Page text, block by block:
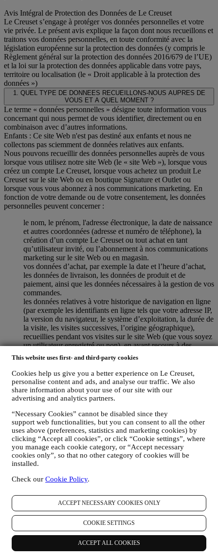
This website uses first- and third-party cookies
Cookies help us give you a better experience on Le Creuset,
personalise content and ads, and analyse our traffic. We also
share information about your use of our site with our
advertising and analytics partners.
“Necessary Cookies” cannot be disabled since they
support web functionalities, but you can consent to all the other
uses above (preferences, statistics and marketing cookies) by
clicking “Accept all cookies”, or click “Cookie settings”, where
you manage each cookie category, or “Accept necessary
cookies only”, so that no other category of cookies will be
installed.
Check our Cookie Policy.
ACCEPT NECESSARY COOKIES ONLY
COOKIE SETTINGS
ACCEPT ALL COOKIES
Avis Intégral de Protection des Données de Le Creuset
Le Creuset s’engage à protéger vos données personnelles et votre
vie privée. Le présent avis explique la façon dont nous recueillons et
traitons vos données personnelles, en toute conformité avec la
législation européenne sur la protection des données (y compris le
Règlement général sur la protection des données 2016/679 de l’UE)
et la loi sur la protection des données applicable dans votre pays,
territoire ou localisation (le « Droit applicable à la protection des
données »)
1. QUEL TYPE DE DONNEES RECUEILLONS-NOUS AUPRES DE
VOUS ET A QUEL MOMENT ?
Le terme « données personnelles » désigne toute information vous
concernant qui nous permet de vous identifier, directement ou en
combinaison avec d’autres informations.
Enfants : Ce site Web n'est pas destiné aux enfants et nous ne
collectons pas sciemment de données relatives aux enfants.
Nous pouvons recueillir des données personnelles auprès de vous
lorsque vous utilisez notre site Web (le « site Web »), lorsque vous
créez un compte Le Creuset, lorsque vous achetez un produit Le
Creuset sur le site Web ou en boutique Signature et Outlet ou
lorsque vous vous abonnez à nos communications marketing. En
fonction de votre demande ou de votre consentement, les données
personnelles peuvent concerner :
le nom, le prénom, l'adresse électronique, la date de naissance
et autres coordonnées (adresse et numéro de téléphone), la
création d’un compte Le Creuset ou tout achat en tant
qu’utilisateur invité, ou l’abonnement à nos communications
marketing sur le site Web ou en magasin.
vos données d’achat, par exemple la date et l’heure d’achat,
les données de livraison, les données de produit et de
paiement, ainsi que les données nécessaires à la gestion de vos
commandes.
les données relatives à votre historique de navigation en ligne
(par exemple les identifiants en ligne tels que votre adresse IP,
la version du navigateur, le système d’exploitation, la durée de
la visite, les visites successives, l’origine géographique),
recueillies pendant vos visites sur le site Web (que vous soyez
un utilisateur enregistré ou non), en ayant recours à des
journaux ou des technologies de suivi telles que les « cookies
» ou autre technologie (incluant les pixels de suivi des e-
mails) (pour plus d’informations sur la collecte de données par
le biais de cookies, veuillez consulter notrePolitique en
matière de cookies, pour améliorer nos services et publicités,
ou pour notre analyse statistique. Dans la plupart des cas,
données.
vos commentaires, demandes, plaintes, questions ou
interactions avec nous (par exemple, vos messages,
discussions en ligne, messages sur les réseaux sociaux,
courriers électroniques ou appels téléphoniques).
Les données personnelles recueillies auprès de vous lorsque vous
utilisez le site Web ou que vous fournissez des informations
permettant de vous identifier sont ainsi protégées et vous disposez
des droits en matière de protection des données exposés au
paragraphe 8 ci-dessous.
2. QUI RECUEILLE VOS DONNEES PERSONNELLES ?
Le responsable du traitement des données des services de commerce
électronique offerts par l'intermédiaire du site Web est Le Creuset
France SAS, B 502 705 502, 982 rue Olivier Deguise 02230
Fresnoy-Le-Grand, France. Si vous acceptez de recevoir des